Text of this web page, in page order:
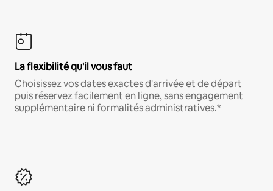
La flexibilité qu'il vous faut
Choisissez vos dates exactes d'arrivée et de départ
puis réservez facilement en ligne, sans engagement
supplémentaire ni formalités administratives.*